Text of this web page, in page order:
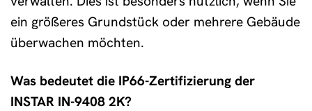
ein größeres Grundstück oder mehrere Gebäude
überwachen möchten.
Was bedeutet die IP66-Zertifizierung der
INSTAR IN-9408 2K?